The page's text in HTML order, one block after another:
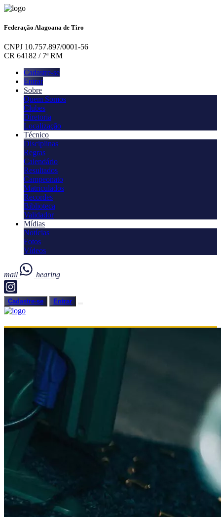
Federação Alagoana de Tiro
CNPJ 10.757.897/0001-56
CR 64182 / 7ª RM
Cadastre-se
Entrar
Sobre
Quem Somos
Clubes
Diretoria
Localização
Técnico
Disciplinas
Regras
Calendário
Resultados
Campeonato
Matriculados
Recordes
Biblioteca
Validador
Mídias
Notícias
Fotos
Vídeos
mail hearing
Cadastre-se Entrar